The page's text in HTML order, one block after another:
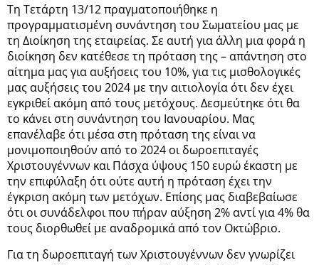
Τη Τετάρτη 13/12 πραγματοποιήθηκε η
προγραμματισμένη συνάντηση του Σωματείου μας με
τη Διοίκηση της εταιρείας. Σε αυτή για άλλη μια φορά η
διοίκηση δεν κατέθεσε τη πρόταση της – απάντηση στο
αίτημα μας για αυξήσεις του 10%, για τις μισθολογικές
μας αυξήσεις του 2024 με την αιτιολογία ότι δεν έχει
εγκριθεί ακόμη από τους μετόχους. Δεσμεύτηκε ότι θα
το κάνει στη συνάντηση του Ιανουαρίου. Μας
επανέλαβε ότι μέσα στη πρόταση της είναι να
μονιμοποιηθούν από το 2024 οι δωροεπιταγές
Χριστουγέννων και Πάσχα ύψους 150 ευρώ έκαστη με
την επιφύλαξη ότι ούτε αυτή η πρόταση έχει την
έγκριση ακόμη των μετόχων. Επίσης μας διαβεβαίωσε
ότι οι συνάδελφοι που πήραν αύξηση 2% αντί για 4% θα
τους διορθωθεί με αναδρομικά από τον Οκτώβριο.
Για τη δωροεπιταγή των Χριστουγέννων δεν γνωρίζει